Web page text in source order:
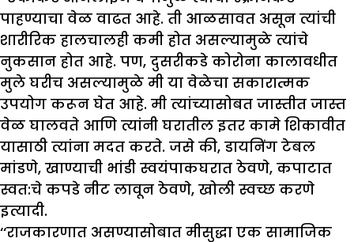
पाहण्याचा वेळ वाढत आहे. ती आळसावत असून त्यांची
शारीरिक हालचालही कमी होत असल्यामुळे त्यांचे
नुकसान होत आहे. पण, दुसरीकडे कोरोना कालावधीत
मुले घरीच असल्यामुळे मी या वेळेचा सकारात्मक
उपयोग करून घेत आहे. मी त्यांच्यासोबत जास्तीत जास्त
वेळ घालवते आणि त्यांनी घरातील इतर कामे शिकावीत
यासाठी त्यांना मदत करते. जसे की, डायनिंग टेबल
मांडणे, खाण्याची भांडी स्वयंपाकघरात ठेवणे, कपाटात
स्वत:चे कपडे नीट लावून ठेवणे, खोली स्वच्छ करणे
इत्यादी.
‘‘राजकारणात असण्यासोबात मीसुद्धा एक सामाजिक